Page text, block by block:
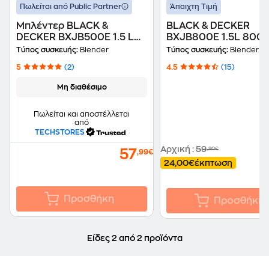
Πωλείται από Public Partner
Μπλέντερ BLACK &
DECKER BXJB500E 1.5 L
500 W Λευκό
Τύπος συσκευής: Blender
5 (2)
Μη διαθέσιμο
Πωλείται και αποστέλλεται
από
TECHSTORES
57,99€
Προσθήκη
Άπαιχτη Τιμή
BLACK & DECKER
BXJB800E 1.5L
Μπλέντερ
Τύπος συσκευής: Blender
4.5 (15)
Αρχική : 59,90€
24,00€έκπτωση
Προσθήκη
Είδες 2 από 2 προϊόντα